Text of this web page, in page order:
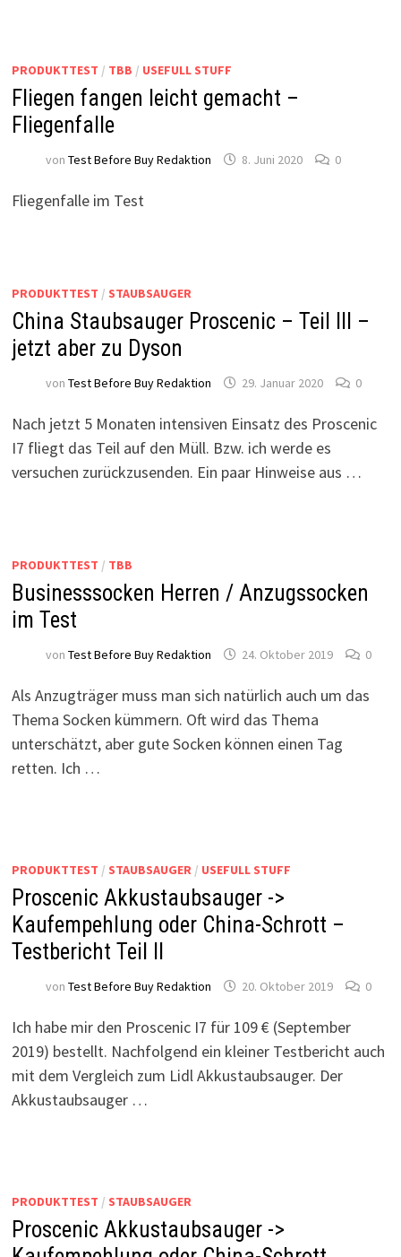
PRODUKTTEST / TBB / USEFULL STUFF
Fliegen fangen leicht gemacht –
Fliegenfalle
von Test Before Buy Redaktion 8. Juni 2020 0
Fliegenfalle im Test
PRODUKTTEST / STAUBSAUGER
China Staubsauger Proscenic – Teil III –
jetzt aber zu Dyson
von Test Before Buy Redaktion 29. Januar 2020 0
Nach jetzt 5 Monaten intensiven Einsatz des Proscenic
I7 fliegt das Teil auf den Müll. Bzw. ich werde es
versuchen zurückzusenden. Ein paar Hinweise aus …
PRODUKTTEST / TBB
Businesssocken Herren / Anzugssocken
im Test
von Test Before Buy Redaktion 24. Oktober 2019 0
Als Anzugträger muss man sich natürlich auch um das
Thema Socken kümmern. Oft wird das Thema
unterschätzt, aber gute Socken können einen Tag
retten. Ich …
PRODUKTTEST / STAUBSAUGER / USEFULL STUFF
Proscenic Akkustaubsauger ->
Kaufempehlung oder China-Schrott –
Testbericht Teil II
von Test Before Buy Redaktion 20. Oktober 2019 0
Ich habe mir den Proscenic I7 für 109 € (September
2019) bestellt. Nachfolgend ein kleiner Testbericht auch
mit dem Vergleich zum Lidl Akkustaubsauger. Der
Akkustaubsauger …
PRODUKTTEST / STAUBSAUGER
Proscenic Akkustaubsauger ->